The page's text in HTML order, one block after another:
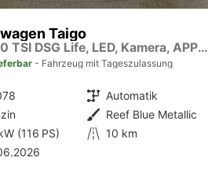
Taigo
LIFE 1.0 TSI DSG Life, LED, Kamera, APP-Connect, Winter, 17-Zoll
Fahrzeug mit Tageszulassung
Getriebe Automatik
Außenfarbe Reef Blue Metallic
(116 PS) Kilometerstand 10 km